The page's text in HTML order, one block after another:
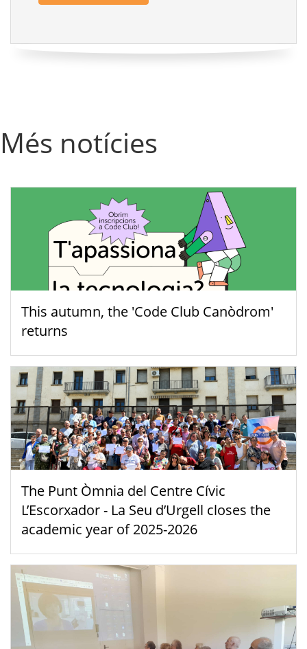
Més notícies
This autumn, the 'Code Club Canòdrom'
returns
The Punt Òmnia del Centre Cívic
L’Escorxador - La Seu d’Urgell closes the
academic year of 2025-2026